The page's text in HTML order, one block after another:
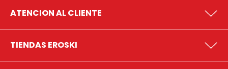
ATENCION AL CLIENTE
TIENDAS EROSKI